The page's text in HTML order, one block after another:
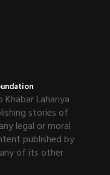
Lahariya
stories of
legal or moral
published by
of its other